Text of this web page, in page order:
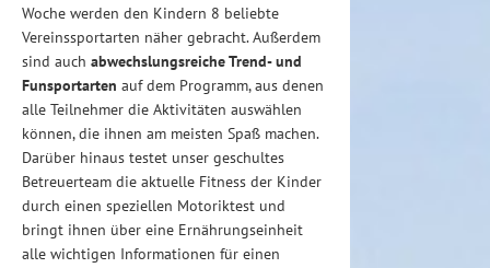
Woche werden den Kindern 8 beliebte
Vereinssportarten näher gebracht. Außerdem
sind auch abwechslungsreiche Trend- und
Funsportarten auf dem Programm, aus denen
alle Teilnehmer die Aktivitäten auswählen
können, die ihnen am meisten Spaß machen.
Darüber hinaus testet unser geschultes
Betreuerteam die aktuelle Fitness der Kinder
durch einen speziellen Motoriktest und
bringt ihnen über eine Ernährungseinheit
alle wichtigen Informationen für einen